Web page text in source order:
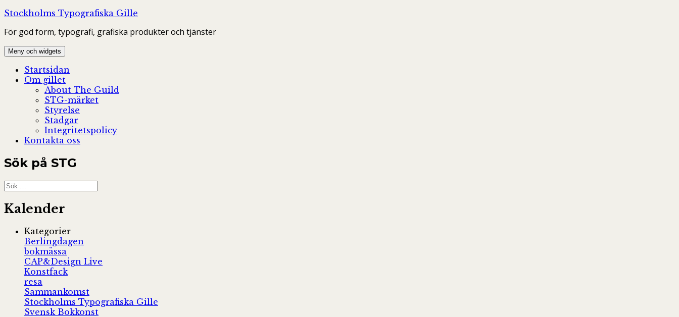
Hoppa
innehåll
Stockholms Typografiska Gille
För god form, typografi, grafiska produkter och tjänster
Meny och widgets
Startsidan
Om gillet
About The Guild
STG-märket
Styrelse
Stadgar
Integritetspolicy
Kontakta oss
Sök på STG
Sök
efter:
Kalender
Kategorier
Berlingdagen
bokmässa
CAP&Design Live
Konstfack
resa
Sammankomst
Stockholms Typografiska Gille
Svensk Bokkonst